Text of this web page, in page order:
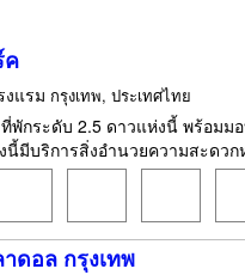
ค
งแรม กรุงเทพ, ประเทศไทย
พักระดับ 2.5 ดาวแห่งนี้ พร้อมม
นี้มีบริการสิ่งอำนวยความสะดว
าดอล กรุงเทพ